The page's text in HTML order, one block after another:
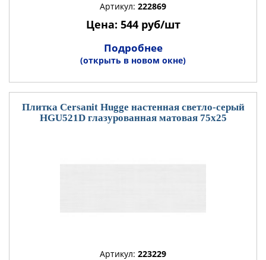
Артикул: 222869
Цена: 544 руб/шт
Подробнее
(открыть в новом окне)
Плитка Cersanit Hugge настенная светло-серый
HGU521D глазурованная матовая 75x25
Артикул: 223229